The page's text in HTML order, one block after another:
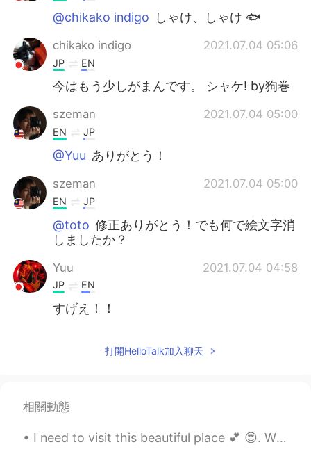
@chikako indigo しゃけ、しゃけ 🐟
chikako indigo 2021.07.04 05:06
JP EN
今はもう少しがまんです。 シャケ! by狗巻
szeman 2021.07.04 05:00
EN JP
@Yuu ありがとう！
szeman 2021.07.04 05:00
EN JP
@toto 修正ありがとう！でも何で絵文字消
しましたか？
Yuu 2021.07.04 04:58
JP EN
すげえ！！
マレーシアは今封鎖だったので少し
打開HelloTalk加入聊天
相關動態
I need to visit this beautiful place 💕 😍. Who is going to come with me ?? 😂. What places do you...